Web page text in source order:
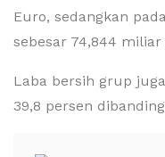
Euro, sedangkan
sebesar 74,844 miliar
Laba bersih grup
39,8 persen